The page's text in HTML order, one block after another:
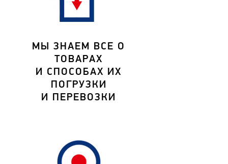
МЫ ЗНАЕМ ВСЕ О
ТОВАРАХ
И СПОСОБАХ ИХ
ПОГРУЗКИ
И ПЕРЕВОЗКИ